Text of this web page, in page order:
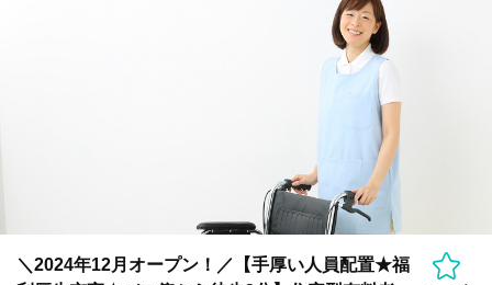
＼2024年12月オープン！／【手厚い人員配置★福